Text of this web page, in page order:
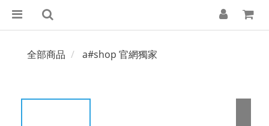
全部商品 a#shop 官網獨家